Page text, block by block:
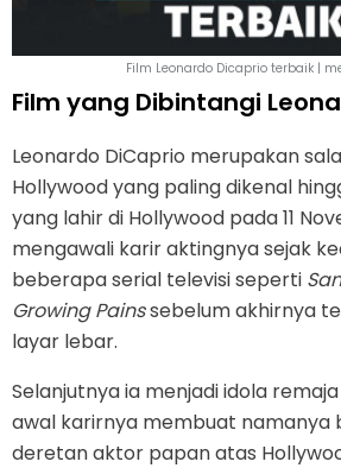
Film Leonardo Dicaprio terbaik |
Film yang Dibintangi
Leonardo DiCaprio merupakan
Hollywood yang paling dikenal
yang lahir di Hollywood pada 11
mengawali karir aktingnya sejak
beberapa serial televisi seperti
Growing Painssebelum akhirnya
layar lebar.
Selanjutnya ia menjadi idola
awal karirnya membuat namanya
deretan aktor papan atas